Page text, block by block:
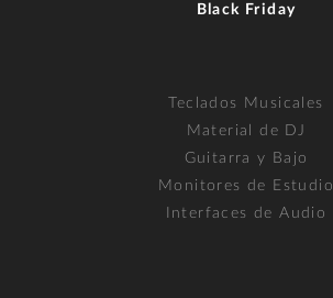
Black Friday
Teclados Musicales
Material de DJ
Guitarra y Bajo
Monitores de Estudio
Interfaces de Audio